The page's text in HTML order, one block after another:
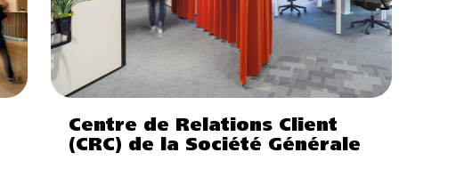
Centre de Relations Client
(CRC) de la Société Générale